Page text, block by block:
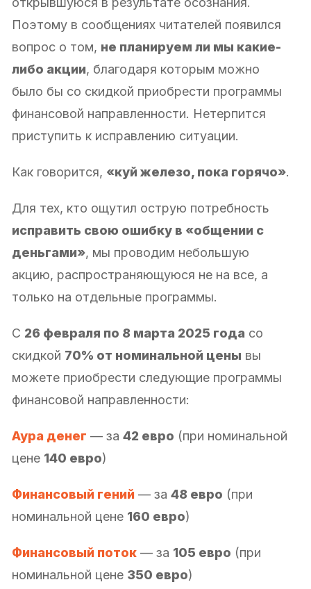
Поэтому в сообщениях читателей появился
вопрос о том, не планируем ли мы какие-
либо акции, благодаря которым можно
было бы со скидкой приобрести программы
финансовой направленности. Нетерпится
приступить к исправлению ситуации.
Как говорится, «куй железо, пока горячо».
Для тех, кто ощутил острую потребность
исправить свою ошибку в «общении с
деньгами», мы проводим небольшую
акцию, распространяющуюся не на все, а
только на отдельные программы.
С 26 февраля по 8 марта 2025 года со
скидкой 70% от номинальной цены вы
можете приобрести следующие программы
финансовой направленности:
Аура денег — за 42 евро (при номинальной
цене 140 евро)
Финансовый гений — за 48 евро (при
номинальной цене 160 евро)
Финансовый поток — за 105 евро (при
номинальной цене 350 евро)